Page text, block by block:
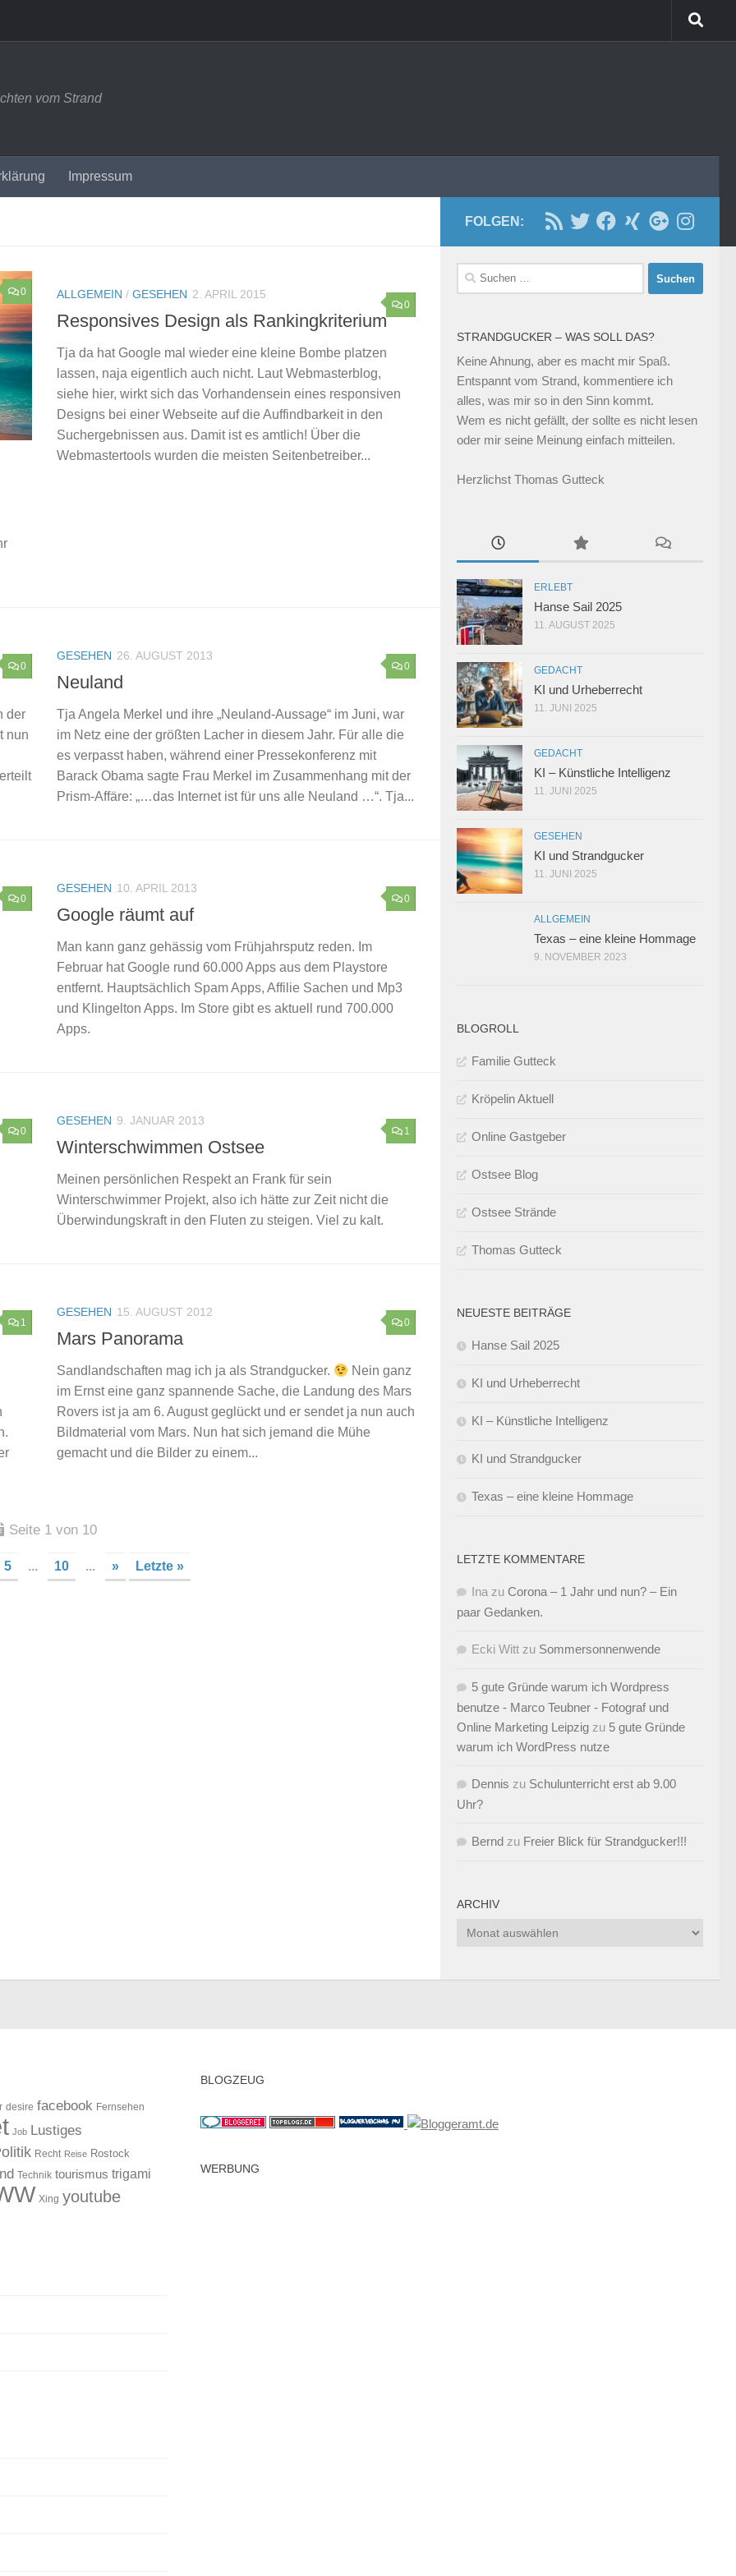
vom Strand
Impressum
0
0
ALLGEMEIN / GESEHEN 2. APRIL 2015
Responsives Design als Rankingkriterium
Tja da hat Google mal wieder eine kleine Bombe platzen
lassen, naja eigentlich auch nicht. Laut Webmasterblog,
siehe hier, wirkt sich das Vorhandensein eines responsiven
Designs bei einer Webseite auf die Auffindbarkeit in den
Suchergebnissen aus. Damit ist es amtlich! Über die
Webmastertools wurden die meisten Seitenbetreiber...
0
der
nun
0
GESEHEN 26. AUGUST 2013
Neuland
Tja Angela Merkel und ihre „Neuland-Aussage“ im Juni, war
im Netz eine der größten Lacher in diesem Jahr. Für alle die
es verpasst haben, während einer Pressekonferenz mit
Barack Obama sagte Frau Merkel im Zusammenhang mit der
Prism-Affäre: „…das Internet ist für uns alle Neuland …“. Tja...
0 0
GESEHEN 10. APRIL 2013
Google räumt auf
Man kann ganz gehässig vom Frühjahrsputz reden. Im
Februar hat Google rund 60.000 Apps aus dem Playstore
entfernt. Hauptsächlich Spam Apps, Affilie Sachen und Mp3
und Klingelton Apps. Im Store gibt es aktuell rund 700.000
Apps.
0 1
GESEHEN 9. JANUAR 2013
Winterschwimmen Ostsee
Meinen persönlichen Respekt an Frank für sein
Winterschwimmer Projekt, also ich hätte zur Zeit nicht die
Überwindungskraft in den Fluten zu steigen. Viel zu kalt.
1 0
GESEHEN 15. AUGUST 2012
Mars Panorama
Sandlandschaften mag ich ja als Strandgucker.
Nein ganz
im Ernst eine ganz spannende Sache, die Landung des Mars
Rovers ist ja am 6. August geglückt und er sendet ja nun auch
Bildmaterial vom Mars. Nun hat sich jemand die Mühe
gemacht und die Bilder zu einem...
Seite 1 von 10
5 ... 10 ... » Letzte »
FOLGEN:
Suchen
nach:
STRANDGUCKER – WAS SOLL DAS?
Keine Ahnung, aber es macht mir Spaß.
Entspannt vom Strand, kommentiere ich
alles, was mir so in den Sinn kommt.
Wem es nicht gefällt, der sollte es nicht lesen
oder mir seine Meinung einfach mitteilen.
Herzlichst Thomas Gutteck
ERLEBT
Hanse Sail 2025
11. AUGUST 2025
GEDACHT
KI und Urheberrecht
11. JUNI 2025
GEDACHT
KI – Künstliche Intelligenz
11. JUNI 2025
GESEHEN
KI und Strandgucker
11. JUNI 2025
ALLGEMEIN
Texas – eine kleine Hommage
9. NOVEMBER 2023
BLOGROLL
Familie Gutteck
Kröpelin Aktuell
Online Gastgeber
Ostsee Blog
Ostsee Strände
Thomas Gutteck
NEUESTE BEITRÄGE
Hanse Sail 2025
KI und Urheberrecht
KI – Künstliche Intelligenz
KI und Strandgucker
Texas – eine kleine Hommage
LETZTE KOMMENTARE
Ina zu Corona – 1 Jahr und nun? – Ein
paar Gedanken.
Ecki Witt zu Sommersonnenwende
5 gute Gründe warum ich Wordpress
benutze - Marco Teubner - Fotograf und
Online Marketing Leipzig zu 5 gute Gründe
warum ich WordPress nutze
Dennis zu Schulunterricht erst ab 9.00
Uhr?
Bernd zu Freier Blick für Strandgucker!!!
ARCHIV
Archiv
desire facebook Fernsehen
Job Lustiges
Recht Reise Rostock
Technik tourismus trigami
Xing youtube
BLOGZEUG
WERBUNG